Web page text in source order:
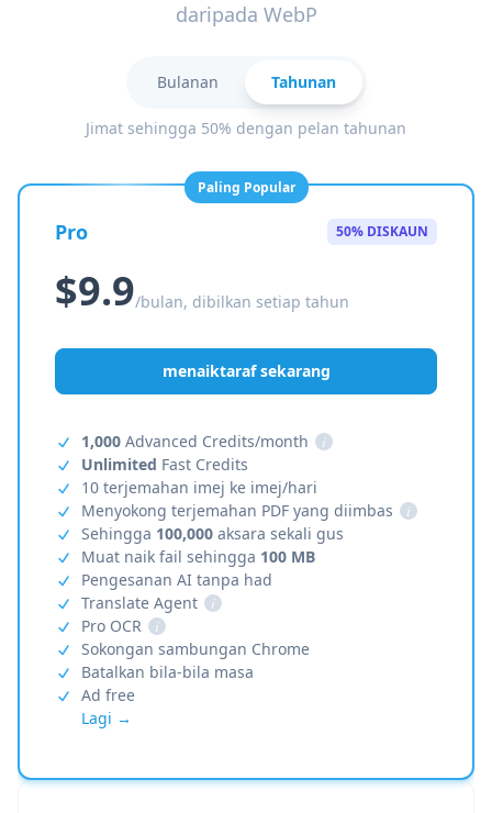
daripada WebP
Bulanan Tahunan
Jimat sehingga 50% dengan pelan tahunan
Paling Popular
Pro 50% DISKAUN
$9.9/bulan, dibilkan setiap tahun
menaiktaraf sekarang
1,000 Advanced Credits/month
i
Unlimited Fast Credits
10 terjemahan imej ke imej/hari
Menyokong terjemahan PDF yang diimbas
i
Sehingga 100,000 aksara sekali gus
Muat naik fail sehingga 100 MB
Pengesanan AI tanpa had
Translate Agent
i
Pro OCR
i
Sokongan sambungan Chrome
Batalkan bila-bila masa
Ad free
Lagi →